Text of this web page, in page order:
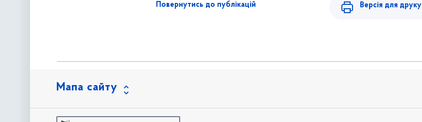
Повернутись до публікацій Версія для друку
Мапа сайту